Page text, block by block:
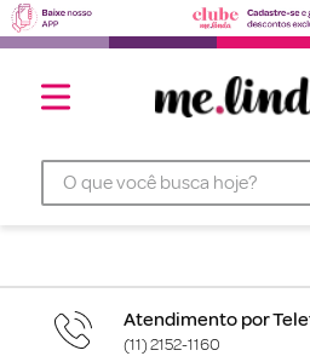
O que você busca hoje?
Atendimento por
(11) 2152-1160